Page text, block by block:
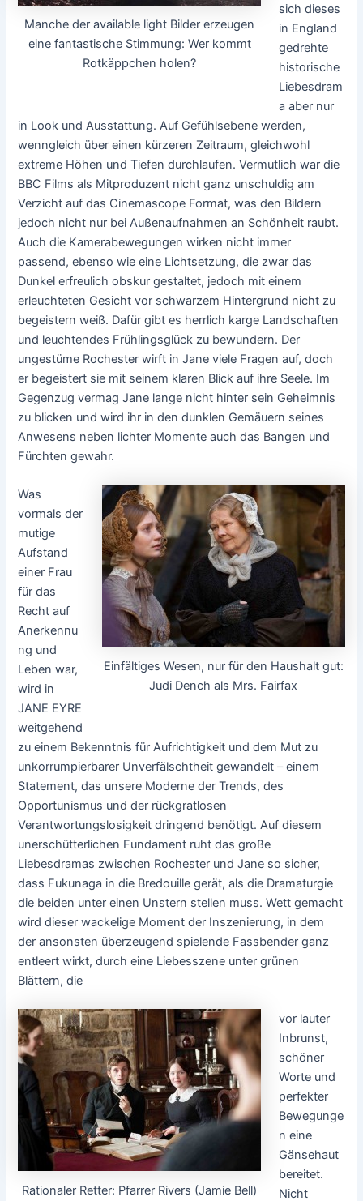
Manche der available light Bilder erzeugen
eine fantastische Stimmung: Wer kommt
Rotkäppchen holen?
sich dieses
in England
gedrehte
historische
Liebesdram
a aber nur
in Look und Ausstattung. Auf Gefühlsebene werden,
wenngleich über einen kürzeren Zeitraum, gleichwohl
extreme Höhen und Tiefen durchlaufen. Vermutlich war die
BBC Films als Mitproduzent nicht ganz unschuldig am
Verzicht auf das Cinemascope Format, was den Bildern
jedoch nicht nur bei Außenaufnahmen an Schönheit raubt.
Auch die Kamerabewegungen wirken nicht immer
passend, ebenso wie eine Lichtsetzung, die zwar das
Dunkel erfreulich obskur gestaltet, jedoch mit einem
erleuchteten Gesicht vor schwarzem Hintergrund nicht zu
begeistern weiß. Dafür gibt es herrlich karge Landschaften
und leuchtendes Frühlingsglück zu bewundern. Der
ungestüme Rochester wirft in Jane viele Fragen auf, doch
er begeistert sie mit seinem klaren Blick auf ihre Seele. Im
Gegenzug vermag Jane lange nicht hinter sein Geheimnis
zu blicken und wird ihr in den dunklen Gemäuern seines
Anwesens neben lichter Momente auch das Bangen und
Fürchten gewahr.
Einfältiges Wesen, nur für den Haushalt gut:
Judi Dench als Mrs. Fairfax
Was
vormals der
mutige
Aufstand
einer Frau
für das
Recht auf
Anerkennu
ng und
Leben war,
wird in
JANE EYRE
weitgehend
zu einem Bekenntnis für Aufrichtigkeit und dem Mut zu
unkorrumpierbarer Unverfälschtheit gewandelt – einem
Statement, das unsere Moderne der Trends, des
Opportunismus und der rückgratlosen
Verantwortungslosigkeit dringend benötigt. Auf diesem
unerschütterlichen Fundament ruht das große
Liebesdramas zwischen Rochester und Jane so sicher,
dass Fukunaga in die Bredouille gerät, als die Dramaturgie
die beiden unter einen Unstern stellen muss. Wett gemacht
wird dieser wackelige Moment der Inszenierung, in dem
der ansonsten überzeugend spielende Fassbender ganz
entleert wirkt, durch eine Liebesszene unter grünen
Blättern, die
Rationaler Retter: Pfarrer Rivers (Jamie Bell)
vor lauter
Inbrunst,
schöner
Worte und
perfekter
Bewegunge
n eine
Gänsehaut
bereitet.
Nicht